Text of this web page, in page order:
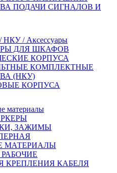
ПОДАЧИ СИГНАЛОВ И
НКУ / Аксессуары
ДЛЯ ШКАФОВ
КОРПУСА
КОМПЛЕКТНЫЕ
(НКУ)
КОРПУСА
материалы
ЗАЖИМЫ
МАТЕРИАЛЫ
КРЕПЛЕНИЯ КАБЕЛЯ